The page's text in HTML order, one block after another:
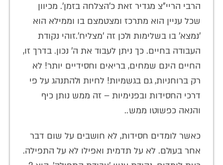
הרבי הריי"צ מגדיר זאת כ'הצלחה בזמן'. מכיוון
שכל עניין הוא מתרכז ומצטמצם בו וממילא הוא
'נמצא' בו בשלימות ולכן זה 'מצליח'.זוהי נקודת
העבודה בחיים. כך ניתן לעבוד את ה' נכון. בדרך זו,
החיים הינם שמחים, בריאים וחסידיים יותר! לא
רק ברוחניות, גם בגשמיות! לחיות ולהתנהג על פי
דרכי החסידות ובפנימיות – זה ממש נותן כיף
והנאה כפשוטו ממש..
כאשר לומדים חסידות, לא חושבים על שום דבר
אחר בעולם. לא על תדמית ואפילו לא על התפילה.